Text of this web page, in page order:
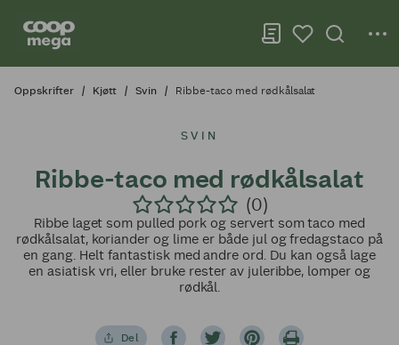
Oppskrifter Kjøtt Svin Ribbe-taco med rødkålsalat
SVIN
Ribbe-taco med rødkålsalat
(0)
Ribbe laget som pulled pork og servert som taco med
rødkålsalat, koriander og lime er både jul og fredagstaco på
en gang. Helt fantastisk med andre ord. Du kan også lage
en asiatisk vri, eller bruke rester av juleribbe, lomper og
rødkål.
Del